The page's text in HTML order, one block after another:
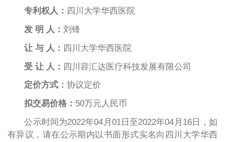
专利权人： 四川大学华西医院
发 明 人：刘锋
让 与 人： 四川大学华西医院
受 让 人： 四川容汇达医疗科技发展有限公司
定价方式：协议定价
拟交易价格： 50万元人民币
公示时间为2022年04月01日至2022年04月16日，如
有异议，请在公示期内以书面形式实名向四川大学华西